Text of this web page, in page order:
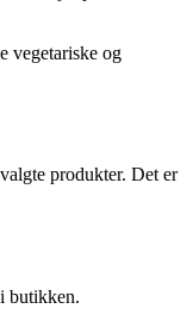
vegetariske og
produkter. Det er
butikken.